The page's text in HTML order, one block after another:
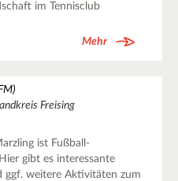
im Tennisclub
Mehr
Freising
ist Fußball-
gibt es interessante
ggf. weitere Aktivitäten zum